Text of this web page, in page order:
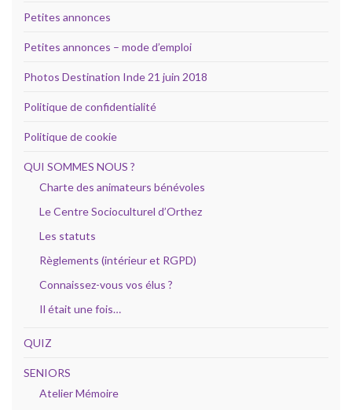
Petites annonces
Petites annonces – mode d’emploi
Photos Destination Inde 21 juin 2018
Politique de confidentialité
Politique de cookie
QUI SOMMES NOUS ?
Charte des animateurs bénévoles
Le Centre Socioculturel d’Orthez
Les statuts
Règlements (intérieur et RGPD)
Connaissez-vous vos élus ?
Il était une fois…
QUIZ
SENIORS
Atelier Mémoire